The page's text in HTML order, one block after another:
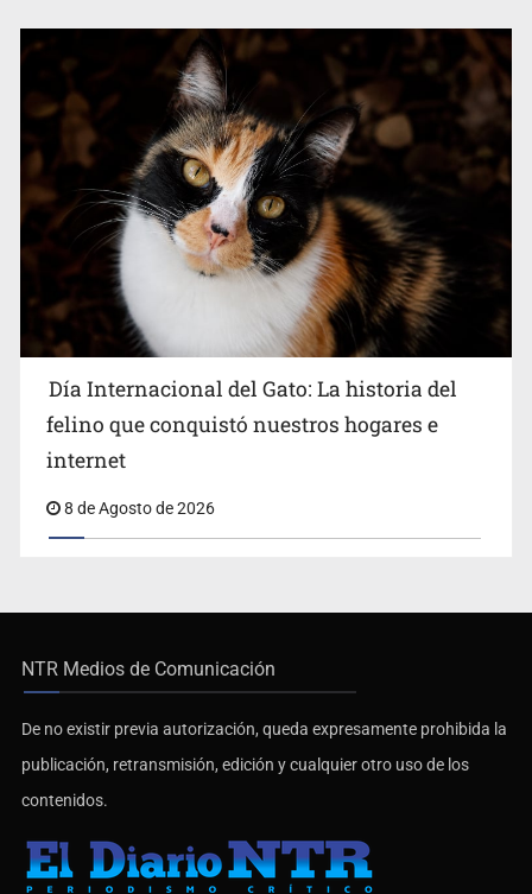
Día Internacional del Gato: La historia del
felino que conquistó nuestros hogares e
internet
8 de Agosto de 2026
NTR Medios de Comunicación
De no existir previa autorización, queda expresamente prohibida la
publicación, retransmisión, edición y cualquier otro uso de los
contenidos.